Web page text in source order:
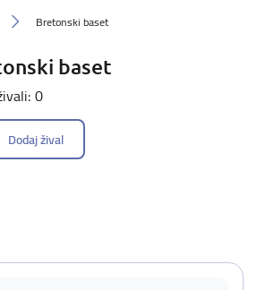
Bretonski baset
baset
0
Dodaj žival